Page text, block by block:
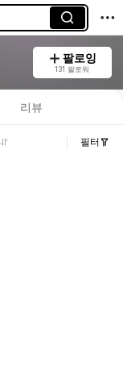
팔로잉
131 팔로워
리뷰
필터